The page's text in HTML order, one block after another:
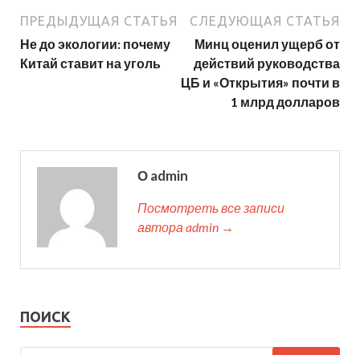
ПРЕДЫДУЩАЯ СТАТЬЯ
Не до экологии: почему
Китай ставит на уголь
СЛЕДУЮЩАЯ СТАТЬЯ
Минц оценил ущерб от
действий руководства
ЦБ и «Открытия» почти в
1 млрд долларов
О admin
Посмотреть все записи
автора admin →
ПОИСК